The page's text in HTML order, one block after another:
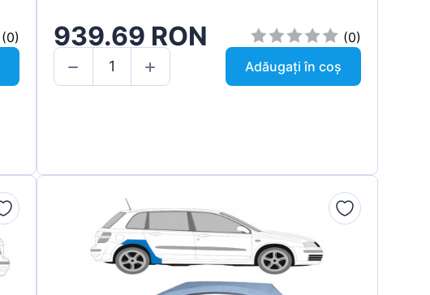
(0)
939.69 RON
(0)
Adăugați în coș